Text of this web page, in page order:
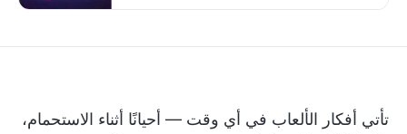
تأتي أفكار الألعاب في أي وقت — أحيانًا أثناء الاستحمام،